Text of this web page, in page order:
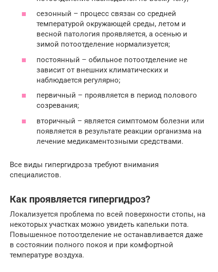
сезонный – процесс связан со средней
температурой окружающей среды, летом и
весной патология проявляется, а осенью и
зимой потоотделение нормализуется;
постоянный – обильное потоотделение не
зависит от внешних климатических и
наблюдается регулярно;
первичный – проявляется в период полового
созревания;
вторичный – является симптомом болезни или
появляется в результате реакции организма на
лечение медикаментозными средствами.
Все виды гипергидроза требуют внимания
специалистов.
Как проявляется гипергидроз?
Локализуется проблема по всей поверхности стопы, на
некоторых участках можно увидеть капельки пота.
Повышенное потоотделение не останавливается даже
в состоянии полного покоя и при комфортной
температуре воздуха.